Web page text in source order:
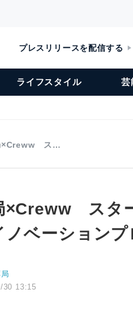
プレスリリースを配信する
ライフスタイル 芸
×Creww ス…
×Creww スタ
ノベーション
30 13:15